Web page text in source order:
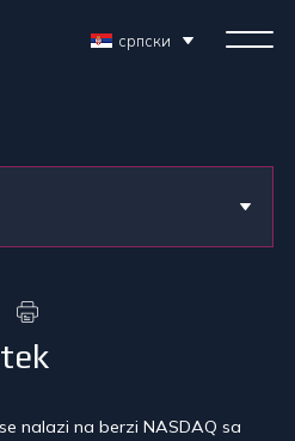
српски
nalazi na berzi NASDAQ sa